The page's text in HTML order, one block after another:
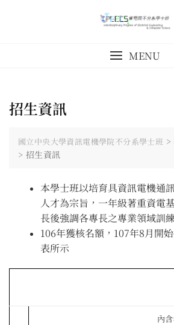
MENU
招生資訊
國立中央大學資訊電機學院不分系學士班 >
> 招生資訊
本學士班以培育具資訊電機通
人才為宗旨，一年級著重資電
長後強調各專長之專業領域訓
106年獲核名額，107年8月開
表所示
內